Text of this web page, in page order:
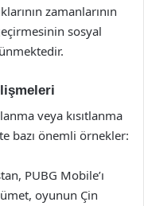
zamanlarının
sosyal
veya kısıtlanma
bazı önemli örnekler:
PUBG Mobile’ı
oyunun Çin